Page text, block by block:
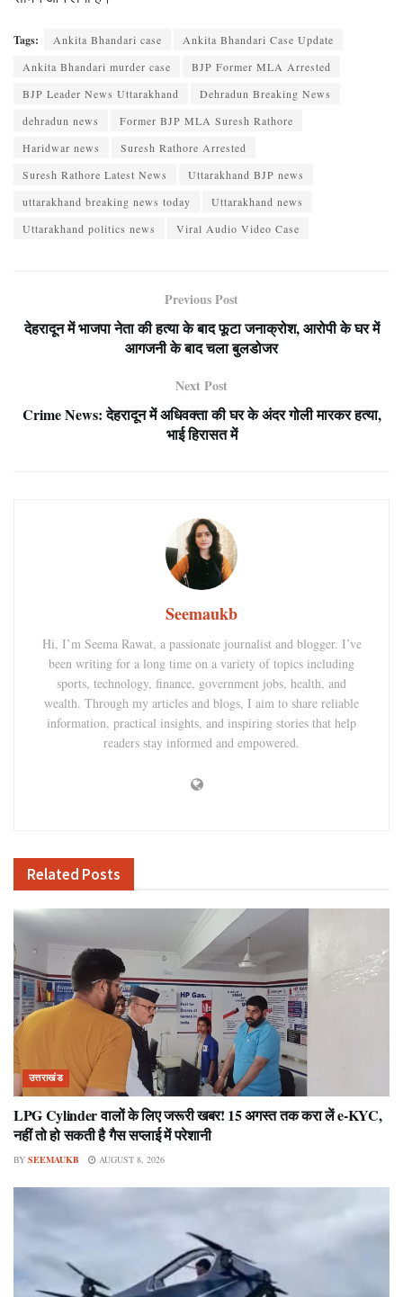
Tags: Ankita Bhandari case
Ankita Bhandari Case Update
Ankita Bhandari murder case
BJP Former MLA Arrested
BJP Leader News Uttarakhand
Dehradun Breaking News
dehradun news
Former BJP MLA Suresh Rathore
Haridwar news
Suresh Rathore Arrested
Suresh Rathore Latest News
Uttarakhand BJP news
uttarakhand breaking news today
Uttarakhand news
Uttarakhand politics news
Viral Audio Video Case
Previous Post
देहरादून में भाजपा नेता की हत्या के बाद फूटा जनाक्रोश, आरोपी के घर में
आगजनी के बाद चला बुलडोजर
Next Post
Crime News: देहरादून में अधिवक्ता की घर के अंदर गोली मारकर हत्या,
भाई हिरासत में
Seemaukb
Hi, I’m Seema Rawat, a passionate journalist and blogger. I’ve
been writing for a long time on a variety of topics including
sports, technology, finance, government jobs, health, and
wealth. Through my articles and blogs, I aim to share reliable
information, practical insights, and inspiring stories that help
readers stay informed and empowered.
Related Posts
उत्तराखंड
LPG Cylinder वालों के लिए जरूरी खबर! 15 अगस्त तक करा लें e-KYC,
नहीं तो हो सकती है गैस सप्लाई में परेशानी
BY SEEMAUKB AUGUST 8, 2026